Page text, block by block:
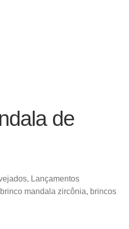
de
, Lançamentos
brinco mandala zircônia, brincos